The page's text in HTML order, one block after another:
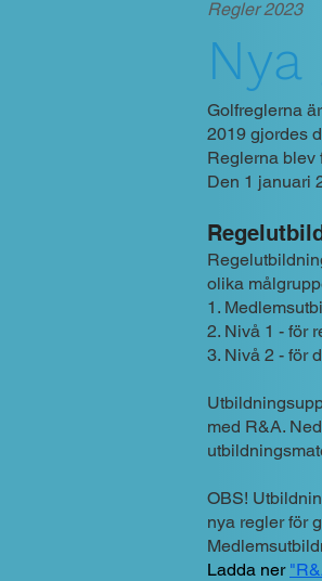
Regler 2023
Nya
Golfreglerna
2019 gjordes
Reglerna blev
Den 1 januari
olika
1.
2. Nivå 1 - för
3. Nivå 2 - för
med R&A.
OBS!
nya regler för
Ladda ner